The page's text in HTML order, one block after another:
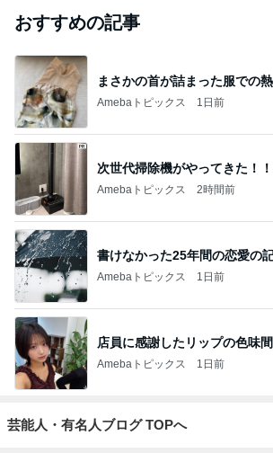
おすすめの記事
まさかの首が詰まった服での
Amebaトピックス 1日前
次世代掃除機がやってきた！！
Amebaトピックス 2時間前
書けなかった25年間の恋愛の
Amebaトピックス 1日前
店員に感謝したリップの色味
Amebaトピックス 1日前
芸能人・有名人ブログ TOPへ